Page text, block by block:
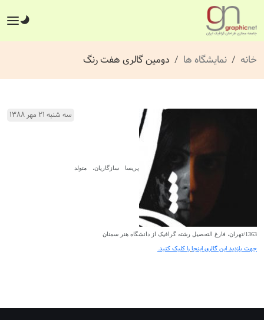
خانه نمایشگاه ها دومین گالری هفت رنگ
سه شنبه ۲۱ مهر ۱۳۸۸
پریسا سازگاریان، متولد
1363/تهران، فارغ التحصیل رشته گرافیک از دانشگاه هنر سمنان
جهت بازدید این گالریاینجارا کلیک کنید.